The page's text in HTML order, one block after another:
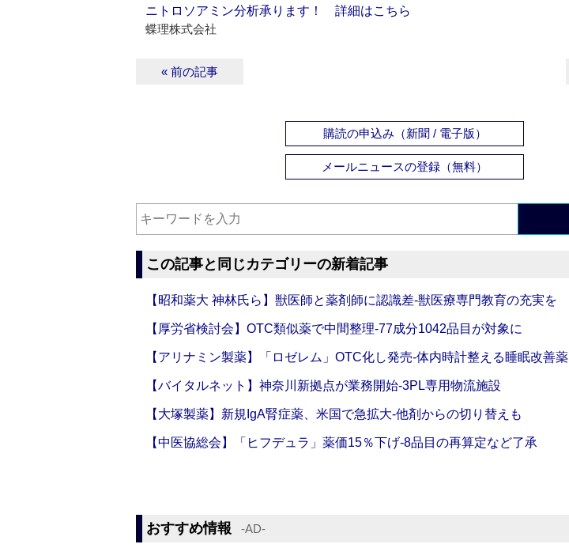
ニトロソアミン分析承ります！ 詳細はこちら
蝶理株式会社
« 前の記事
購読の申込み（新聞 / 電子版）
メールニュースの登録（無料）
この記事と同じカテゴリーの新着記事
【昭和薬大 神林氏ら】獣医師と薬剤師に認識差‐獣医療専門教育の充実を
【厚労省検討会】OTC類似薬で中間整理‐77成分1042品目が対象に
【アリナミン製薬】「ロゼレム」OTC化し発売‐体内時計整える睡眠改善薬
【バイタルネット】神奈川新拠点が業務開始‐3PL専用物流施設
【大塚製薬】新規IgA腎症薬、米国で急拡大‐他剤からの切り替えも
【中医協総会】「ヒフデュラ」薬価15％下げ‐8品目の再算定など了承
おすすめ情報 ‐AD‐